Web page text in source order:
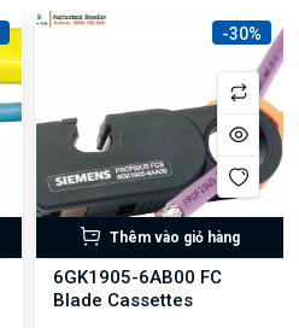
-30%
Thêm vào giỏ hàng
6GK1905-6AB00 FC
Blade Cassettes